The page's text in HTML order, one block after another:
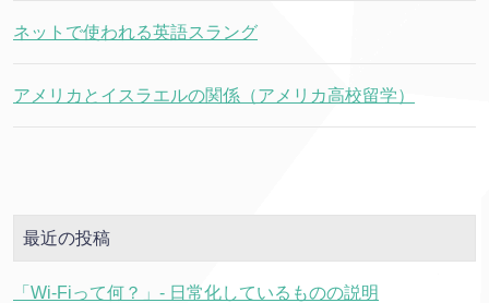
ネットで使われる英語スラング
アメリカとイスラエルの関係（アメリカ高校留学）
最近の投稿
「Wi-Fiって何？」- 日常化しているものの説明